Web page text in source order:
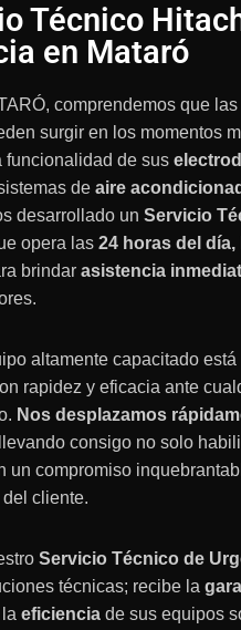
Técnico
en Mataró
comprendemos que
surgir en los momentos
funcionalidad de sus
de aire
desarrollado un Servicio
opera las 24 horas del
brindar asistencia
altamente capacitado
rapidez y eficacia ante
Nos desplazamos
consigo no solo
un compromiso
cliente.
Servicio Técnico de
técnicas; recibe la
eficiencia de sus equipos